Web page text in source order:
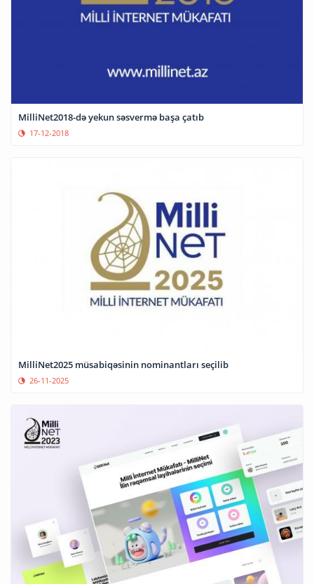
MilliNet2018-də yekun səsvermə başa çatıb
17-12-2018
MilliNet2025 müsabiqəsinin nominantları seçilib
26-11-2025